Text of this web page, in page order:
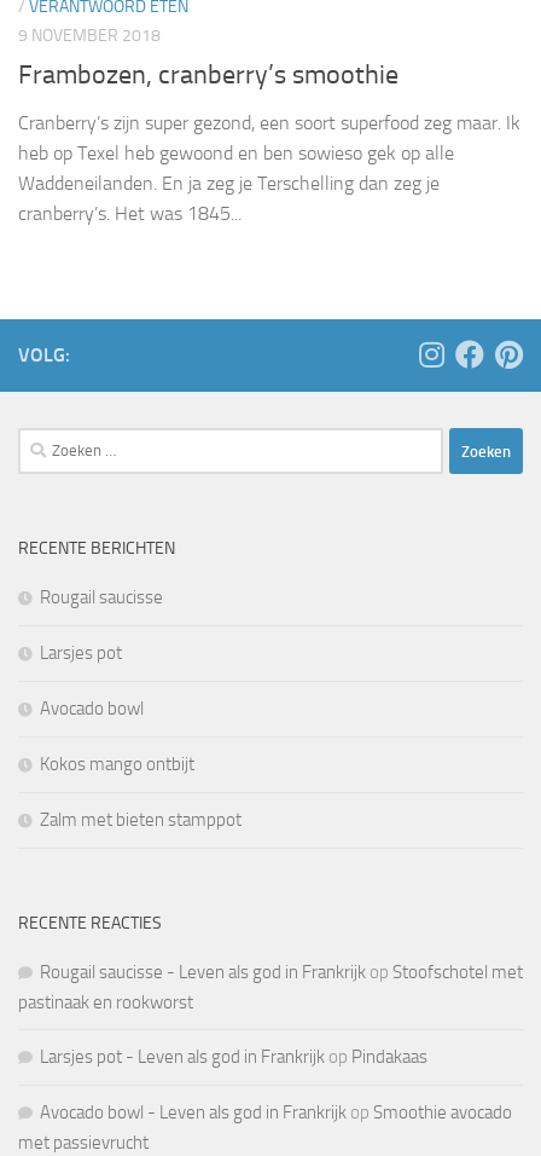
/ VERANTWOORD ETEN
9 NOVEMBER 2018
Frambozen, cranberry’s smoothie
Cranberry’s zijn super gezond, een soort superfood zeg maar. Ik
heb op Texel heb gewoond en ben sowieso gek op alle
Waddeneilanden. En ja zeg je Terschelling dan zeg je
cranberry’s. Het was 1845...
VOLG:
Zoeken
naar:
RECENTE BERICHTEN
Rougail saucisse
Larsjes pot
Avocado bowl
Kokos mango ontbijt
Zalm met bieten stamppot
RECENTE REACTIES
Rougail saucisse - Leven als god in Frankrijk op Stoofschotel met
pastinaak en rookworst
Larsjes pot - Leven als god in Frankrijk op Pindakaas
Avocado bowl - Leven als god in Frankrijk op Smoothie avocado
met passievrucht